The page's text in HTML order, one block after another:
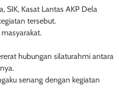
SIK, Kasat Lantas AKP Dela
tersebut.
hubungan silaturahmi antara
senang dengan kegiatan